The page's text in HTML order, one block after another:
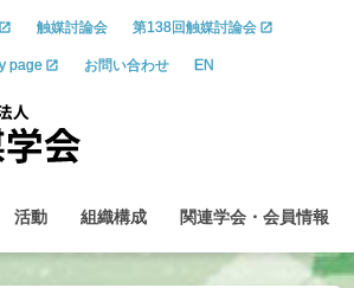
触媒討論会 第138回触媒討論会
page お問い合わせ EN
活動 組織構成 関連学会 ・ 会員情報